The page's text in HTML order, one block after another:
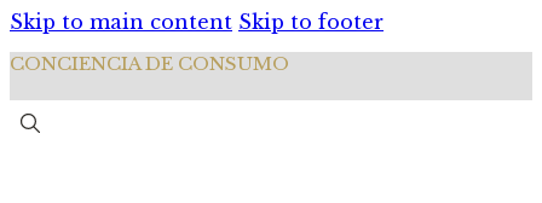
Skip to main content Skip to footer
CONCIENCIA DE CONSUMO